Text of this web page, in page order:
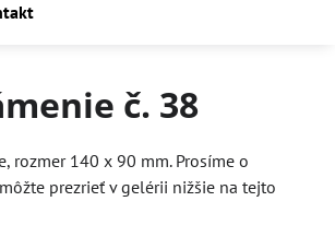
č. 38
rozmer 140 x 90 mm. Prosíme o
prezrieť v gelérii nižšie na tejto